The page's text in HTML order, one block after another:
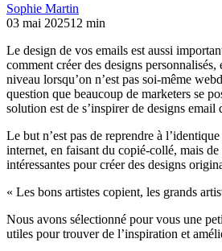
Sophie Martin
03 mai 202512 min
Le design de vos emails est aussi
comment créer des designs personnalisés,
niveau lorsqu’on n’est pas soi-même
question que beaucoup de marketers se
solution est de s’inspirer de designs email
Le but n’est pas de reprendre à
internet, en faisant du copié-collé, mais de
intéressantes pour créer des designs
« Les bons artistes copient, les grands
Nous avons sélectionné pour vous une
utiles pour trouver de l’inspiration et